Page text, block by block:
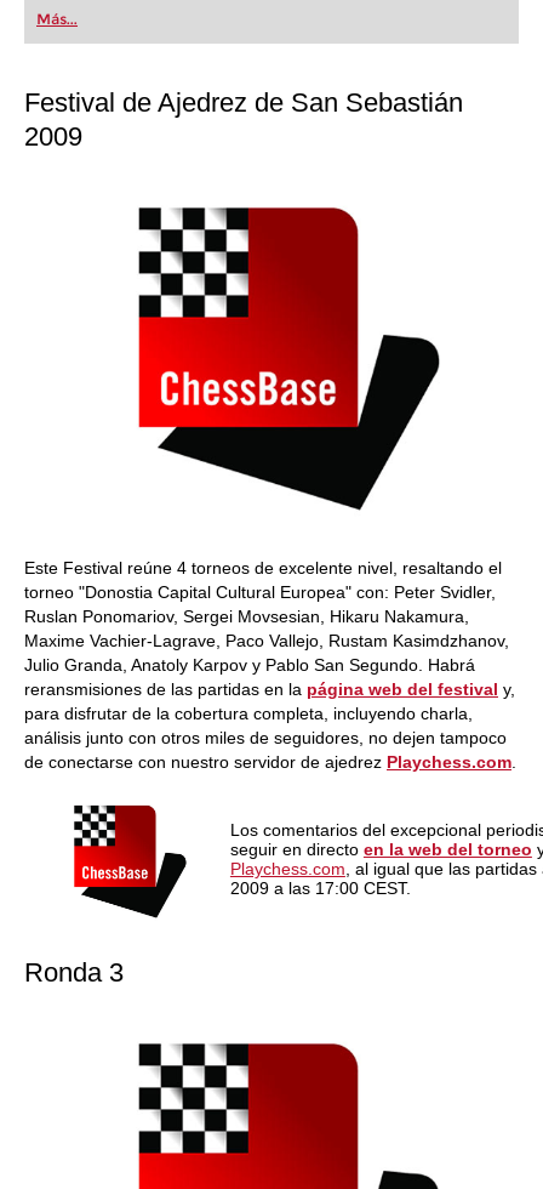
first steps into the world of club chess, or already
playing at a tournament level: with FRITZ, you can
train more efficiently, intelligently and with a
Más...
Festival de Ajedrez de San Sebastián
2009
Este Festival reúne 4 torneos de excelente nivel, resaltando el
torneo "Donostia Capital Cultural Europea" con: Peter Svidler,
Ruslan Ponomariov, Sergei Movsesian, Hikaru Nakamura,
Maxime Vachier-Lagrave, Paco Vallejo, Rustam Kasimdzhanov,
Julio Granda, Anatoly Karpov y Pablo San Segundo. Habrá
reransmisiones de las partidas en la página web del festival y,
para disfrutar de la cobertura completa, incluyendo charla,
análisis junto con otros miles de seguidores, no dejen tampoco
de conectarse con nuestro servidor de ajedrez Playchess.com
Los comentarios del excepcional
seguir en directo en la web del torneo
Playchess.com , al igual que las
2009 a las 17:00 CEST.
Ronda 3